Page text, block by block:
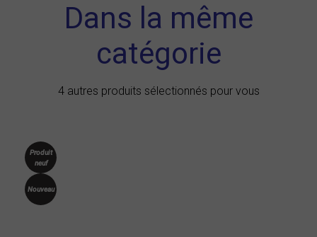
Dans la même
catégorie
4 autres produits sélectionnés pour vous
Produit
neuf
Nouveau